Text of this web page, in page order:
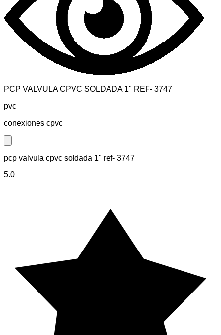
PCP VALVULA CPVC SOLDADA 1" REF- 3747
pvc
conexiones cpvc
Close modal
pcp valvula cpvc soldada 1" ref- 3747
5.0